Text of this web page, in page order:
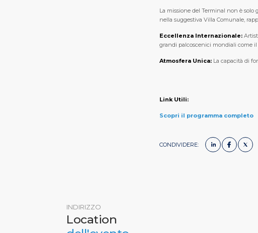
La missione del Terminal non è solo
nella suggestiva Villa Comunale,
Eccellenza Internazionale:
grandi palcoscenici mondiali come il
Atmosfera Unica:La capacità di
Link Utili:
Scopri il programma completo
CONDIVIDERE:
INDIRIZZO
Location